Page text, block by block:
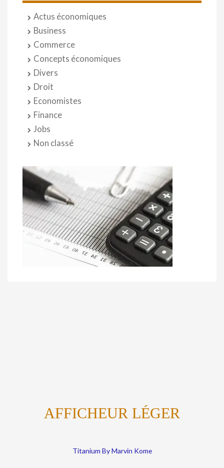
Actus économiques
Business
Commerce
Concepts économiques
Divers
Droit
Economistes
Finance
Jobs
Non classé
AFFICHEUR LÉGER
Titanium By Marvin Kome